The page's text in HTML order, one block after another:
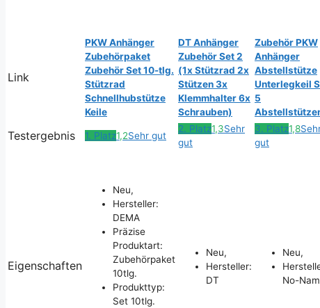
Link
PKW Anhänger
Zubehörpaket
Zubehör Set 10-tlg.
Stützrad
Schnellhubstütze
Keile
DT Anhänger
Zubehör Set 2
(1x Stützrad 2x
Stützen 3x
Klemmhalter 6x
Schrauben)
Zubehör PKW
Anhänger
Abstellstütze
Unterlegkeil
5
Testergebnis 1. Platz1,2Sehr gut
2. Platz1,3Sehr
gut
3. Platz1,8
gut
Eigenschaften
Neu,
Hersteller:
DEMA
Präzise
Produktart:
Zubehörpaket
10tlg.
Produkttyp:
Set 10tlg.
Neu,
Hersteller:
DT
Neu,
No-